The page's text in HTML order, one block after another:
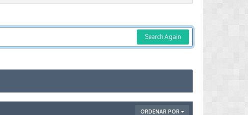
Search Again
ORDENAR POR